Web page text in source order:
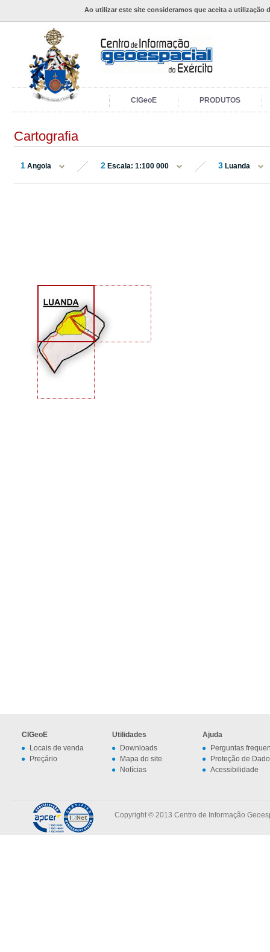
Ao utilizar este site consideramos que aceita a utilização
CIGeoE PRODUTOS
Cartografia
1 Angola 2 Escala: 1:100 000 3 Luanda
CIGeoE
Locais de venda
Preçário
Utilidades
Downloads
Mapa do site
Notícias
Ajuda
Perguntas
Proteção de
Acessibilidade
Copyright © 2013 Centro de Informação